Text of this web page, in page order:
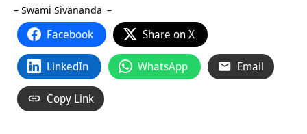
– Swami Sivananda –
Facebook Share on X
LinkedIn WhatsApp Email
Copy Link